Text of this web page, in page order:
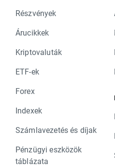
Részvények
Árucikkek
Kriptovaluták
ETF-ek
Forex
Indexek
Számlavezetés és díjak
Pénzügyi eszközök
táblázata